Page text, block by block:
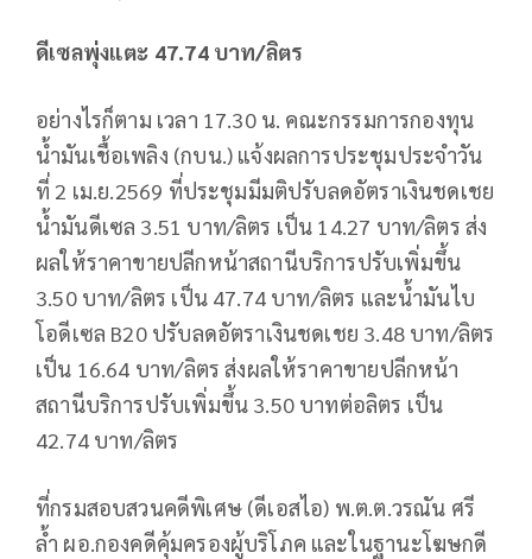
ดีเซลพุ่งแตะ 47.74บาท/ลิตร
อย่างไรก็ตาม เวลา 17.30 น. คณะกรรมการกองทุน
น้ำมันเชื้อเพลิง (กบน.) แจ้งผลการประชุมประจำวัน
ที่ 2 เม.ย.2569 ที่ประชุมมีมติปรับลดอัตราเงินชดเชย
น้ำมันดีเซล 3.51 บาท/ลิตร เป็น 14.27 บาท/ลิตร ส่ง
ผลให้ราคาขายปลีกหน้าสถานีบริการปรับเพิ่มขึ้น
3.50 บาท/ลิตร เป็น 47.74 บาท/ลิตร และน้ำมันไบ
โอดีเซล B20 ปรับลดอัตราเงินชดเชย 3.48 บาท/ลิตร
เป็น 16.64 บาท/ลิตร ส่งผลให้ราคาขายปลีกหน้า
สถานีบริการปรับเพิ่มขึ้น 3.50 บาทต่อลิตร เป็น
42.74 บาท/ลิตร
ที่กรมสอบสวนคดีพิเศษ (ดีเอสไอ) พ.ต.ต.วรณัน ศรี
ล้ำ ผอ.กองคดีคุ้มครองผู้บริโภค และในฐานะโฆษกดี